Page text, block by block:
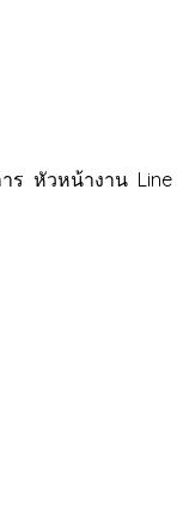
วหน้างาน Line